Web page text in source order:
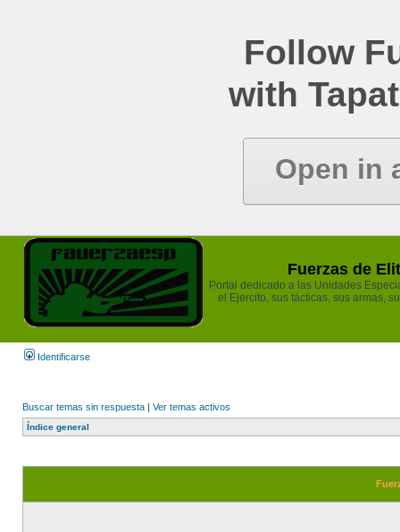
Follow
with
Open in
Fuerzas de
Portal dedicado a las Unidades
el Ejercito, sus tácticas, sus armas,
Identificarse
Buscar temas sin respuesta | Ver temas activos
Índice general